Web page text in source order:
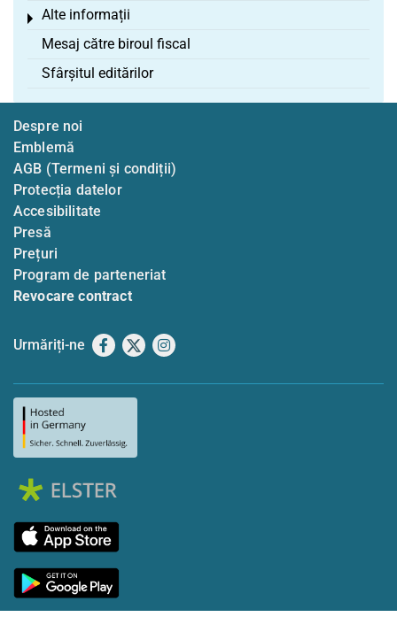
Alte informații
Toggle menu
Mesaj către biroul fiscal
Sfârșitul editărilor
Despre noi
Emblemă
AGB (Termeni și condiții)
Protecția datelor
Accesibilitate
Presă
Prețuri
Program de parteneriat
Revocare contract
Urmăriți-ne Facebook
X Instagram